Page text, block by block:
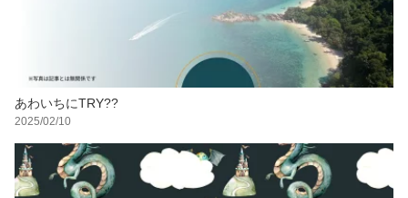
あわいちにTRY??
2025/02/10